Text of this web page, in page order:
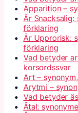
Apparition –
Är
förklaring
Är Upprorisk:
förklaring
Vad betyder
korsordssvar
Art –
Arytmi –
Vad betyder
Åtal: